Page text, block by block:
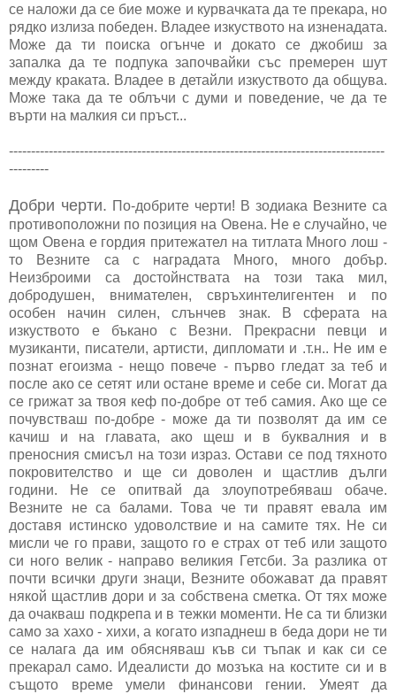
се наложи да се бие може и курвачката да те прекара, но
рядко излиза победен. Владее изкуството на изненадата.
Може да ти поиска огънче и докато се джобиш за
запалка да те подпука започвайки със премерен шут
между краката. Владее в детайли изкуството да общува.
Може така да те облъчи с думи и поведение, че да те
върти на малкия си пръст...
-------------------------------------------------------------------------------------
---------
Добри черти. По-добрите черти! В зодиака Везните са
противоположни по позиция на Овена. Не е случайно, че
щом Овена е гордия притежател на титлата Много лош -
то Везните са с наградата Много, много добър.
Неизброими са достойнствата на този така мил,
добродушен, внимателен, свръхинтелигентен и по
особен начин силен, слънчев знак. В сферата на
изкуството е бъкано с Везни. Прекрасни певци и
музиканти, писатели, артисти, дипломати и .т.н.. Не им е
познат егоизма - нещо повече - първо гледат за теб и
после ако се сетят или остане време и себе си. Могат да
се грижат за твоя кеф по-добре от теб самия. Ако ще се
почувстваш по-добре - може да ти позволят да им се
качиш и на главата, ако щеш и в буквалния и в
преносния смисъл на този израз. Остави се под тяхното
покровителство и ще си доволен и щастлив дълги
години. Не се опитвай да злоупотребяваш обаче.
Везните не са балами. Това че ти правят евала им
доставя истинско удоволствие и на самите тях. Не си
мисли че го прави, защото го е страх от теб или защото
си ного велик - направо великия Гетсби. За разлика от
почти всички други знаци, Везните обожават да правят
някой щастлив дори и за собствена сметка. От тях може
да очакваш подкрепа и в тежки моменти. Не са ти близки
само за хахо - хихи, а когато изпаднеш в беда дори не ти
се налага да им обясняваш къв си тъпак и как си се
прекарал само. Идеалисти до мозъка на костите си и в
същото време умели финансови гении. Умеят да